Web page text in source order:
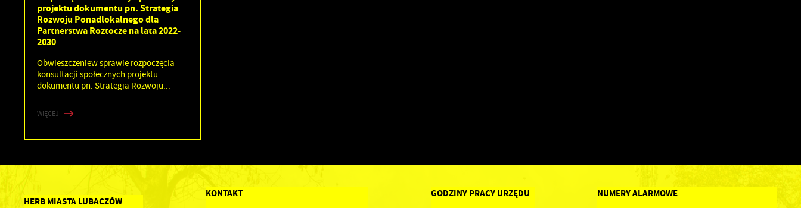
projektu dokumentu pn. Strategia
Rozwoju Ponadlokalnego dla
Partnerstwa Roztocze na lata 2022-
2030
Obwieszczeniew sprawie rozpoczęcia
konsultacji społecznych projektu
dokumentu pn. Strategia Rozwoju...
WIĘCEJ
HERB MIASTA LUBACZÓW
KONTAKT GODZINY PRACY URZĘDU NUMERY ALARMOWE